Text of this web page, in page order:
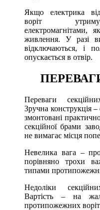
Якщо електрика
воріт
електромагнітами,
живлення. У разі
відключаються, і
опускається в отвір.
Переваги
Зручна конструкція
змонтовані
секційної брами
не вимагає місця
Невелика вага –
порівняно трохи
типами
Недоліки
Вартість – на
протипожежних